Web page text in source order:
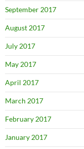
September 2017
August 2017
July 2017
May 2017
April 2017
March 2017
February 2017
January 2017